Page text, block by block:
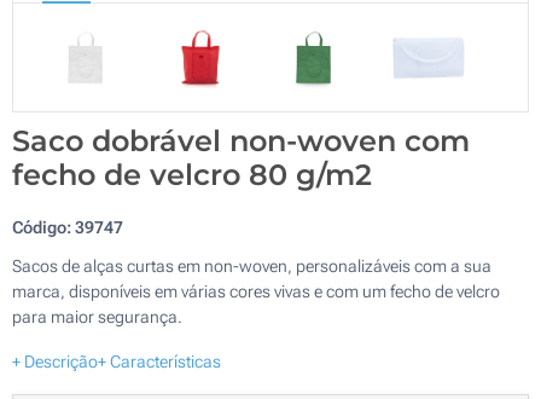
Saco dobrável non-woven com
fecho de velcro 80 g/m2
Código:39747
Sacos de alças curtas em non-woven, personalizáveis com a sua
marca, disponíveis em várias cores vivas e com um fecho de velcro
para maior segurança.
+ Descrição+ Características